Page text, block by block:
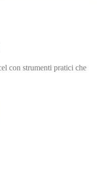
con strumenti pratici che